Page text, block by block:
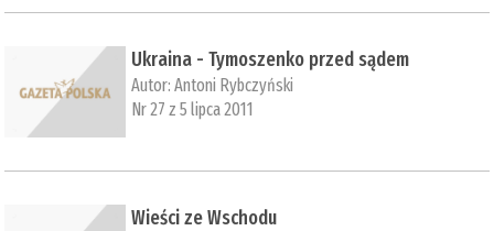
Ukraina - Tymoszenko przed sądem
Autor:Antoni Rybczyński
Nr 27 z 5 lipca 2011
Wieści ze Wschodu